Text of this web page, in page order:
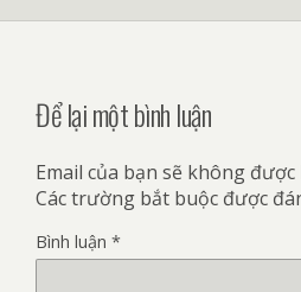
Để lại một bình luận
Email của bạn sẽ không
Các trường bắt buộc được
Bình luận *